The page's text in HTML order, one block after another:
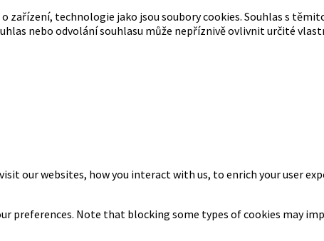
technologie jako jsou soubory cookies. Souhlas s
nebo odvolání souhlasu může nepříznivě ovlivnit určité
our websites, how you interact with us, to enrich your user
preferences. Note that blocking some types of cookies may